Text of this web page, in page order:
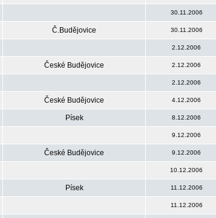
30.11.2006
Č.Budějovice 30.11.2006
2.12.2006
České Budějovice 2.12.2006
2.12.2006
České Budějovice 4.12.2006
Písek 8.12.2006
9.12.2006
České Budějovice 9.12.2006
10.12.2006
Písek 11.12.2006
11.12.2006